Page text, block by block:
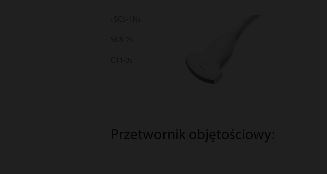
Przetwornik objętościowy: